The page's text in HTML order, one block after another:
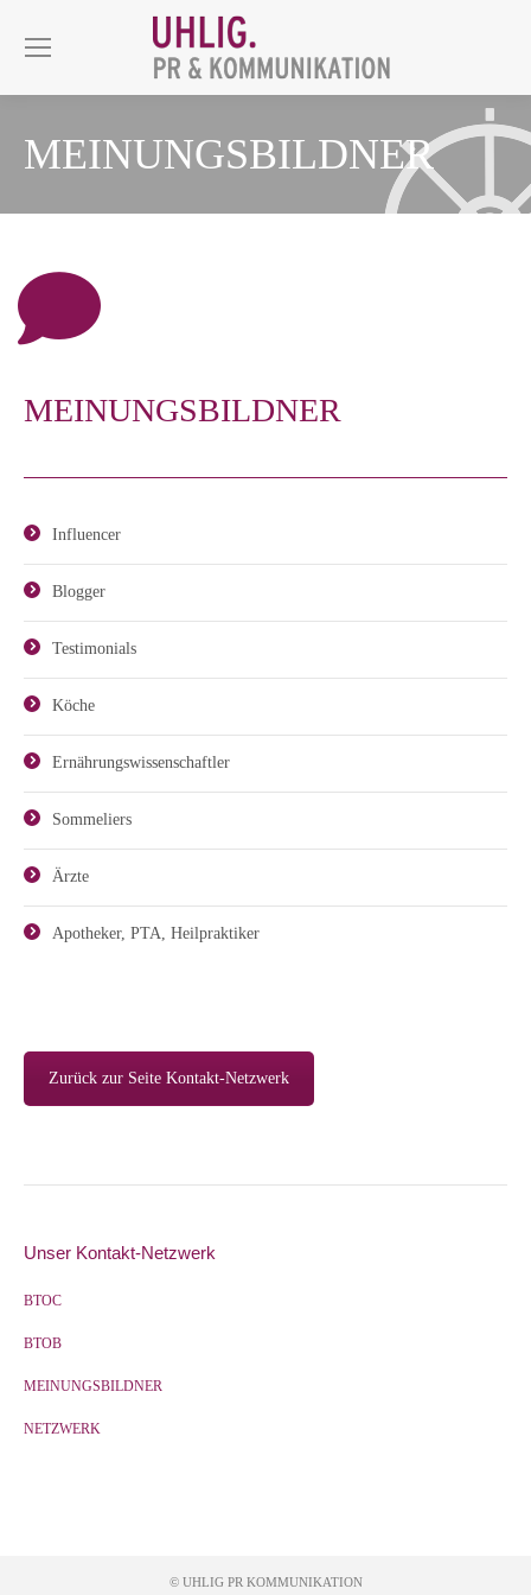
MEINUNGSBILDNER
MEINUNGSBILDNER
Influencer
Blogger
Testimonials
Köche
Ernährungswissenschaftler
Sommeliers
Ärzte
Apotheker, PTA, Heilpraktiker
Zurück zur Seite Kontakt-Netzwerk
Unser Kontakt-Netzwerk
BTOC
BTOB
MEINUNGSBILDNER
NETZWERK
© UHLIG PR KOMMUNIKATION